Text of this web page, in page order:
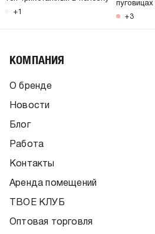
+1
пуговицах
+3
КОМПАНИЯ
О бренде
Новости
Блог
Работа
Контакты
Аренда помещений
ТВОЕ КЛУБ
Оптовая торговля